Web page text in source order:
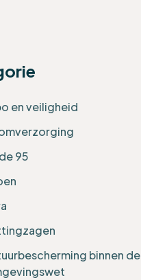
en veiligheid
95
binnen de